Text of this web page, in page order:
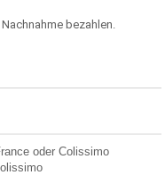
bezahlen.
oderColissimo